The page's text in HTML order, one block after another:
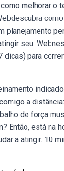
melhorar o
planejamento
seu.
para
a
de força
Então, está na
a atingir. 10